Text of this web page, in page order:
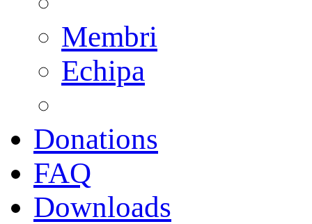
Membri
Echipa
Donations
FAQ
Downloads